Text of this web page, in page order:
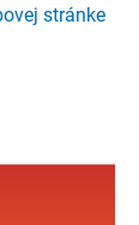
stránke